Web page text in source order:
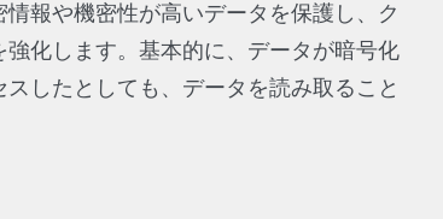
報や機密性が高いデータを保護し、ク
化します。基本的に、データが暗号化
したとしても、データを読み取ること